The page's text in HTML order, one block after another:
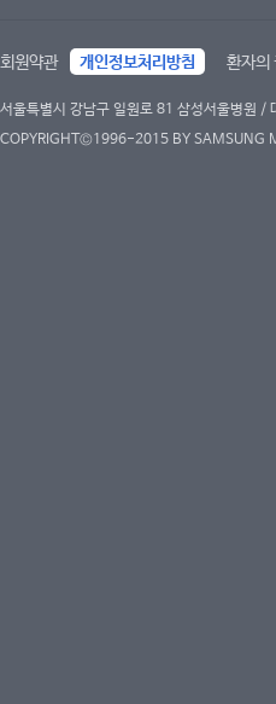
회원약관 개인정보처리방침 환자의
서울특별시 강남구 일원로 81 삼성서울병
COPYRIGHT©1996-2015 BY SAMSUNG